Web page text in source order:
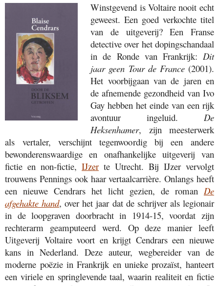
Winstgevend is Voltaire nooit echt
geweest. Een goed verkochte titel
van de uitgeverij? Een Franse
detective over het dopingschandaal
in de Ronde van Frankrijk: Dit
jaar geen Tour de France(2001).
Het voorbijgaan van de jaren en
de afnemende gezondheid van Ivo
Gay hebben het einde van een rijk
avontuur ingeluid. De
Heksenhamer, zijn meesterwerk
als vertaler, verschijnt tegenwoordig bij een andere
bewonderenswaardige en onafhankelijke uitgeverij van
fictie en non-fictie,IJzer te Utrecht. Bij IJzer vervolgt
trouwens Pennings ook haar vertaalcarrière. Onlangs heeft
een nieuwe Cendrars het licht gezien, de roman De
afgehakte hand, over het jaar dat de schrijver als legionair
in de loopgraven doorbracht in 1914-15, voordat zijn
rechterarm geamputeerd werd. Op deze manier leeft
Uitgeverij Voltaire voort en krijgt Cendrars een nieuwe
kans in Nederland. Deze auteur, wegbereider van de
moderne poëzie in Frankrijk en unieke prozaïst, hanteert
een viriele en springlevende taal, waarin realiteit en fictie